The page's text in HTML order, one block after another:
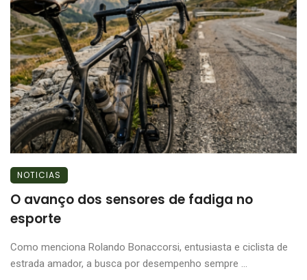
NOTICIAS
O avanço dos sensores de fadiga no
esporte
Como menciona Rolando Bonaccorsi, entusiasta e ciclista de
estrada amador, a busca por desempenho sempre ...